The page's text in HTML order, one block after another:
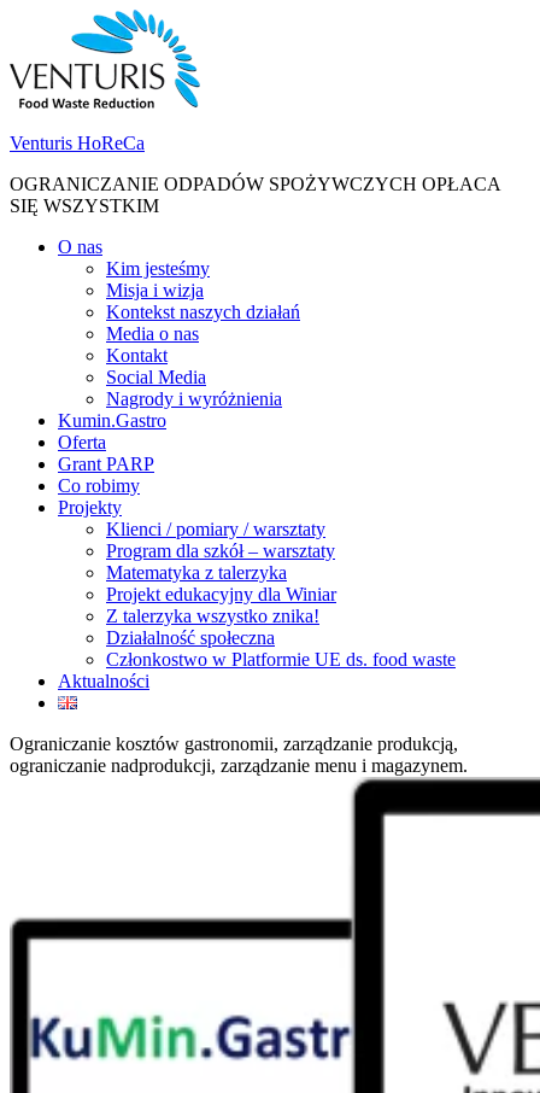
navigation
content
Venturis HoReCa
OGRANICZANIE ODPADÓW SPOŻYWCZYCH OPŁACA
SIĘ WSZYSTKIM
Toggle
navigation
O nas
Kim jesteśmy
Misja i wizja
Kontekst naszych działań
Media o nas
Kontakt
Social Media
Nagrody i wyróżnienia
Kumin.Gastro
Oferta
Grant PARP
Co robimy
Projekty
Klienci / pomiary / warsztaty
Program dla szkół – warsztaty
Matematyka z talerzyka
Projekt edukacyjny dla Winiar
Z talerzyka wszystko znika!
Działalność społeczna
Członkostwo w Platformie UE ds. food waste
Aktualności
Ograniczanie kosztów gastronomii, zarządzanie produkcją,
ograniczanie nadprodukcji, zarządzanie menu i magazynem.